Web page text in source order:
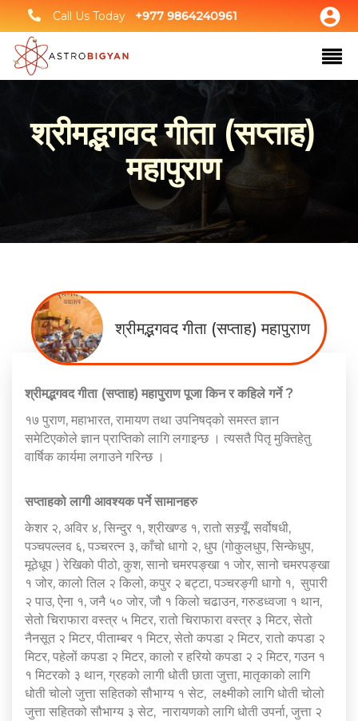
Call Us Today +977 9864240961
श्रीमद्भगवद गीता (सप्ताह)
महापुराण
श्रीमद्भगवद गीता (सप्ताह) महापुराण
श्रीमद्भगवद गीता (सप्ताह) महापुराण पूजा किन र कहिले गर्ने ?
१७ पुराण, महाभारत, रामायण तथा उपनिषद्को समस्त ज्ञान
समेटिएकोले ज्ञान प्राप्तिको लागि लगाइन्छ । त्यसतै पितृ मुक्तिहेतु
वार्षिक कार्यमा लगाउने गरिन्छ ।
सप्ताहको लागी आवश्यक पर्ने सामानहरु
केशर २, अविर ४, सिन्दुर १, श्रीखण्ड १, रातो सस्र्यूँ, सर्वोषधी,
पञ्चपल्लव ६, पञ्चरत्न ३, काँचो धागो २, धुप (गोकुलधुप, सिन्केधुप,
मूठेधूप ) रेखिको पीठो, कुश, सानो चमरपङ्खा १ जोर, सानो चमरपङ्खा
१ जोर, कालो तिल २ किलो, कपुर २ बट्टा, पञ्चरङ्गी धागो १, सुपारी
२ पाउ, ऐना १, जनै ५० जोर, जौ १ किलो चढाउन, गरुडध्वजा १ थान,
सेतो चिराफारा वस्त्र ५ मिटर, रातो चिराफारा वस्त्र ३ मिटर, सेतो
नैनसूत २ मिटर, पीताम्बर १ मिटर, सेतो कपडा २ मिटर, रातो कपडा २
मिटर, पहेलों कपडा २ मिटर, कालो र हरियो कपडा २ २ मिटर, गउन १
१ मिटरको ३ थान, ग्रहको लागी धोती छाता जुत्ता, मातृकाको लागि
धोती चोलो जुत्ता सहितको सौभाग्य १ सेट, लक्ष्मीको लागि धोती चोलो
जुत्ता सहितको सौभाग्य ३ सेट, नारायणको लागि धोती उपर्ना, जुत्ता २